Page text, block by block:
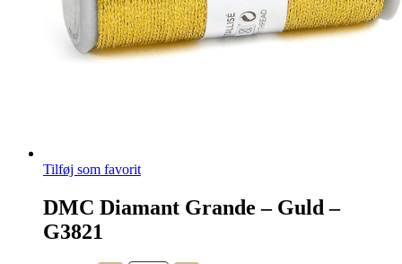
Tilføj som favorit
DMC Diamant Grande – Guld –
G3821